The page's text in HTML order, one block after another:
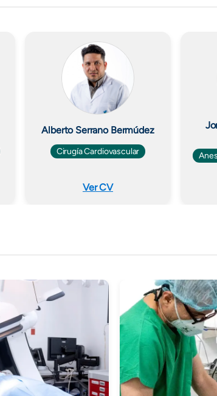
Alberto Serrano Bermúdez
Cirugía Cardiovascular
Ver CV